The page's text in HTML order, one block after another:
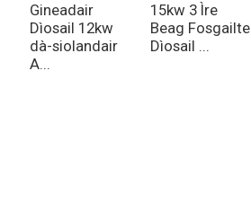
Gineadair
Dìosail 12kw
dà-siolandair
A...
15kw 3 Ìre
Beag Fosgailte
Dìosail ...